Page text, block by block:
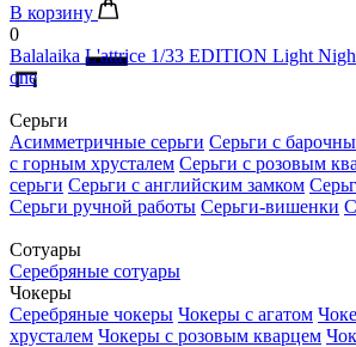
В корзину
0
Balalaika L'attrice 1/33 EDITION Light
one
Серьги
Асимметричные серьги Серьги с
с горным хрусталем Серьги с розовым
серьги Серьги с английским замком
Серьги ручной работы Серьги-вишенки
Сотуары
Серебряные сотуары
Чокеры
Серебряные чокеры Чокеры с агатом
хрусталем Чокеры с розовым кварцем